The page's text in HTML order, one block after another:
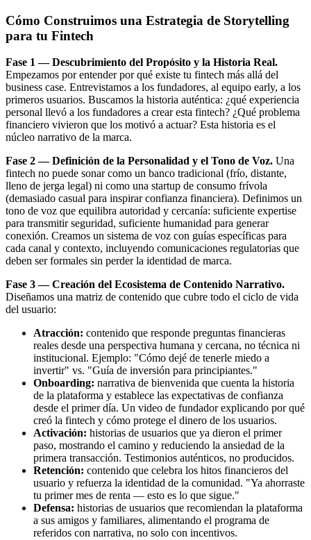
Cómo Construimos una Estrategia de Storytelling
para tu Fintech
Fase 1 — Descubrimiento del Propósito y la Historia Real.
Empezamos por entender por qué existe tu fintech más allá del
business case. Entrevistamos a los fundadores, al equipo early, a los
primeros usuarios. Buscamos la historia auténtica: ¿qué experiencia
personal llevó a los fundadores a crear esta fintech? ¿Qué problema
financiero vivieron que los motivó a actuar? Esta historia es el
núcleo narrativo de la marca.
Fase 2 — Definición de la Personalidad y el Tono de Voz. Una
fintech no puede sonar como un banco tradicional (frío, distante,
lleno de jerga legal) ni como una startup de consumo frívola
(demasiado casual para inspirar confianza financiera). Definimos un
tono de voz que equilibra autoridad y cercanía: suficiente expertise
para transmitir seguridad, suficiente humanidad para generar
conexión. Creamos un sistema de voz con guías específicas para
cada canal y contexto, incluyendo comunicaciones regulatorias que
deben ser formales sin perder la identidad de marca.
Fase 3 — Creación del Ecosistema de Contenido Narrativo.
Diseñamos una matriz de contenido que cubre todo el ciclo de vida
del usuario:
Atracción: contenido que responde preguntas financieras
reales desde una perspectiva humana y cercana, no técnica ni
institucional. Ejemplo: "Cómo dejé de tenerle miedo a
invertir" vs. "Guía de inversión para principiantes."
Onboarding: narrativa de bienvenida que cuenta la historia
de la plataforma y establece las expectativas de confianza
desde el primer día. Un video de fundador explicando por qué
creó la fintech y cómo protege el dinero de los usuarios.
Activación: historias de usuarios que ya dieron el primer
paso, mostrando el camino y reduciendo la ansiedad de la
primera transacción. Testimonios auténticos, no producidos.
Retención: contenido que celebra los hitos financieros del
usuario y refuerza la identidad de la comunidad. "Ya ahorraste
tu primer mes de renta — esto es lo que sigue."
Defensa: historias de usuarios que recomiendan la plataforma
a sus amigos y familiares, alimentando el programa de
referidos con narrativa, no solo con incentivos.